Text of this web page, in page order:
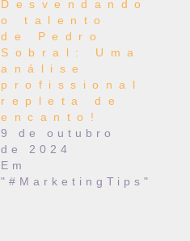
Desvendando
o talento
de Pedro
Sobral: Uma
análise
profissional
repleta de
encanto!
9 de outubro
de 2024
Em
"#MarketingTips"